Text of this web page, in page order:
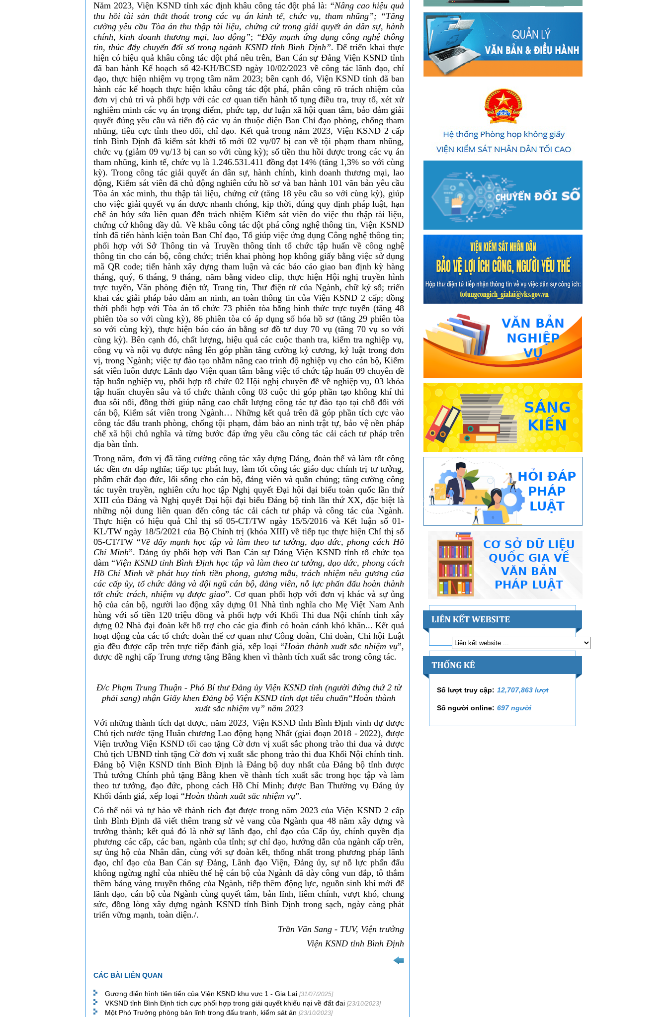
Năm 2023, Viện KSND tỉnh xác định khâu công tác đột phá là: “Nâng cao hiệu quả
thu hồi tài sản thất thoát trong các vụ án kinh tế, chức vụ, tham nhũng”; “Tăng
cường yêu cầu Tòa án thu thập tài liệu, chứng cứ trong giải quyết án dân sự, hành
chính, kinh doanh thương mại, lao động”; “Đẩy mạnh ứng dụng công nghệ thông
tin, thúc đẩy chuyển đổi số trong ngành KSND tỉnh Bình Định”. Để triển khai thực
hiện có hiệu quả khâu công tác đột phá nêu trên, Ban Cán sự Đảng Viện KSND tỉnh
đã ban hành Kế hoạch số 42-KH/BCSĐ ngày 10/02/2023 về công tác lãnh đạo, chỉ
đạo, thực hiện nhiệm vụ trọng tâm năm 2023; bên cạnh đó, Viện KSND tỉnh đã ban
hành các kế hoạch thực hiện khâu công tác đột phá, phân công rõ trách nhiệm của
đơn vị chủ trì và phối hợp với các cơ quan tiến hành tố tụng điều tra, truy tố, xét xử
nghiêm minh các vụ án trọng điểm, phức tạp, dư luận xã hội quan tâm, bảo đảm giải
quyết đúng yêu cầu và tiến độ các vụ án thuộc diện Ban Chỉ đạo phòng, chống tham
nhũng, tiêu cực tỉnh theo dõi, chỉ đạo. Kết quả trong năm 2023, Viện KSND 2 cấp
tỉnh Bình Định đã kiểm sát khởi tố mới 02 vụ/07 bị can về tội phạm tham nhũng,
chức vụ (giảm 09 vụ/13 bị can so với cùng kỳ); số tiền thu hồi được trong các vụ án
tham nhũng, kinh tế, chức vụ là 1.246.531.411 đồng đạt 14% (tăng 1,3% so với cùng
kỳ). Trong công tác giải quyết án dân sự, hành chính, kinh doanh thương mại, lao
động, Kiểm sát viên đã chủ động nghiên cứu hồ sơ và ban hành 101 văn bản yêu cầu
Tòa án xác minh, thu thập tài liệu, chứng cứ (tăng 18 yêu cầu so với cùng kỳ), giúp
cho việc giải quyết vụ án được nhanh chóng, kịp thời, đúng quy định pháp luật, hạn
chế án hủy sửa liên quan đến trách nhiệm Kiểm sát viên do việc thu thập tài liệu,
chứng cứ không đầy đủ. Về khâu công tác đột phá công nghệ thông tin, Viện KSND
tỉnh đã tiến hành kiện toàn Ban Chỉ đạo, Tổ giúp việc ứng dụng Công nghệ thông tin;
phối hợp với Sở Thông tin và Truyền thông tỉnh tổ chức tập huấn về công nghệ
thông tin cho cán bộ, công chức; triển khai phòng họp không giấy bằng việc sử dụng
mã QR code; tiến hành xây dựng tham luận và các báo cáo giao ban định kỳ hàng
tháng, quý, 6 tháng, 9 tháng, năm bằng video clip, thực hiện Hội nghị truyền hình
trực tuyến, Văn phòng điện tử, Trang tin, Thư điện tử của Ngành, chữ ký số; triển
khai các giải pháp bảo đảm an ninh, an toàn thông tin của Viện KSND 2 cấp; đồng
thời phối hợp với Tòa án tổ chức 73 phiên tòa bằng hình thức trực tuyến (tăng 48
phiên tòa so với cùng kỳ), 86 phiên tòa có áp dụng số hóa hồ sơ (tăng 29 phiên tòa
so với cùng kỳ), thực hiện báo cáo án bằng sơ đồ tư duy 70 vụ (tăng 70 vụ so với
cùng kỳ). Bên cạnh đó, chất lượng, hiệu quả các cuộc thanh tra, kiểm tra nghiệp vụ,
công vụ và nội vụ được nâng lên góp phần tăng cường kỷ cương, kỷ luật trong đơn
vị, trong Ngành; việc tự đào tạo nhằm nâng cao trình độ nghiệp vụ cho cán bộ, Kiểm
sát viên luôn được Lãnh đạo Viện quan tâm bằng việc tổ chức tập huấn 09 chuyên đề
tập huấn nghiệp vụ, phối hợp tổ chức 02 Hội nghị chuyên đề về nghiệp vụ, 03 khóa
tập huấn chuyên sâu và tổ chức thành công 03 cuộc thi góp phần tạo không khí thi
đua sôi nổi, đồng thời giúp nâng cao chất lượng công tác tự đào tạo tại chỗ đối với
cán bộ, Kiểm sát viên trong Ngành… Những kết quả trên đã góp phần tích cực vào
công tác đấu tranh phòng, chống tội phạm, đảm bảo an ninh trật tự, bảo vệ nền pháp
chế xã hội chủ nghĩa và từng bước đáp ứng yêu cầu công tác cải cách tư pháp trên
địa bàn tỉnh.
Trong năm, đơn vị đã tăng cường công tác xây dựng Đảng, đoàn thể và làm tốt công
tác đền ơn đáp nghĩa; tiếp tục phát huy, làm tốt công tác giáo dục chính trị tư tưởng,
phẩm chất đạo đức, lối sống cho cán bộ, đảng viên và quần chúng; tăng cường công
tác tuyên truyền, nghiên cứu học tập Nghị quyết Đại hội đại biểu toàn quốc lần thứ
XIII của Đảng và Nghị quyết Đại hội đại biểu Đảng bộ tỉnh lần thứ XX, đặc biệt là
những nội dung liên quan đến công tác cải cách tư pháp và công tác của Ngành.
Thực hiện có hiệu quả Chỉ thị số 05-CT/TW ngày 15/5/2016 và Kết luận số 01-
KL/TW ngày 18/5/2021 của Bộ Chính trị (khóa XIII) về tiếp tục thực hiện Chỉ thị số
05-CT/TW “Về đẩy mạnh học tập và làm theo tư tưởng, đạo đức, phong cách Hồ
Chí Minh”. Đảng ủy phối hợp với Ban Cán sự Đảng Viện KSND tỉnh tổ chức tọa
đàm “Viện KSND tỉnh Bình Định học tập và làm theo tư tưởng, đạo đức, phong cách
Hồ Chí Minh về phát huy tính tiền phong, gương mẫu, trách nhiệm nêu gương của
các cấp ủy, tổ chức đảng và đội ngũ cán bộ, đảng viên, nỗ lực phấn đấu hoàn thành
tốt chức trách, nhiệm vụ được giao”. Cơ quan phối hợp với đơn vị khác và sự ủng
hộ của cán bộ, người lao động xây dựng 01 Nhà tình nghĩa cho Mẹ Việt Nam Anh
hùng với số tiền 120 triệu đồng và phối hợp với Khối Thi đua Nội chính tỉnh xây
dựng 02 Nhà đại đoàn kết hỗ trợ cho các gia đình có hoàn cảnh khó khăn... Kết quả
hoạt động của các tổ chức đoàn thể cơ quan như Công đoàn, Chi đoàn, Chi hội Luật
gia đều được cấp trên trực tiếp đánh giá, xếp loại “Hoàn thành xuất sắc nhiệm vụ”,
được đề nghị cấp Trung ương tặng Bằng khen vì thành tích xuất sắc trong công tác.
Đ/c Phạm Trung Thuận - Phó Bí thư Đảng ủy Viện KSND tỉnh (người đứng thứ 2 từ
phải sang) nhận Giấy khen Đảng bộ Viện KSND tỉnh đạt tiêu chuẩn“Hoàn thành
xuất sắc nhiệm vụ” năm 2023
Với những thành tích đạt được, năm 2023, Viện KSND tỉnh Bình Định vinh dự được
Chủ tịch nước tặng Huân chương Lao động hạng Nhất (giai đoạn 2018 - 2022), được
Viện trưởng Viện KSND tối cao tặng Cờ đơn vị xuất sắc phong trào thi đua và được
Chủ tịch UBND tỉnh tặng Cờ đơn vị xuất sắc phong trào thi đua Khối Nội chính tỉnh.
Đảng bộ Viện KSND tỉnh Bình Định là Đảng bộ duy nhất của Đảng bộ tỉnh được
Thủ tướng Chính phủ tặng Bằng khen về thành tích xuất sắc trong học tập và làm
theo tư tưởng, đạo đức, phong cách Hồ Chí Minh; được Ban Thường vụ Đảng ủy
Khối đánh giá, xếp loại “Hoàn thành xuất sắc nhiệm vụ”.
Có thể nói và tự hào về thành tích đạt được trong năm 2023 của Viện KSND 2 cấp
tỉnh Bình Định đã viết thêm trang sử vẻ vang của Ngành qua 48 năm xây dựng và
trưởng thành; kết quả đó là nhờ sự lãnh đạo, chỉ đạo của Cấp ủy, chính quyền địa
phương các cấp, các ban, ngành của tỉnh; sự chỉ đạo, hướng dẫn của ngành cấp trên,
sự ủng hộ của Nhân dân, cùng với sự đoàn kết, thống nhất trong phương pháp lãnh
đạo, chỉ đạo của Ban Cán sự Đảng, Lãnh đạo Viện, Đảng ủy, sự nỗ lực phấn đấu
không ngừng nghỉ của nhiều thế hệ cán bộ của Ngành đã dày công vun đắp, tô thắm
thêm bảng vàng truyền thống của Ngành, tiếp thêm động lực, nguồn sinh khí mới để
lãnh đạo, cán bộ của Ngành cùng quyết tâm, bản lĩnh, liêm chính, vượt khó, chung
sức, đồng lòng xây dựng ngành KSND tỉnh Bình Định trong sạch, ngày càng phát
triển vững mạnh, toàn diện./.
Trần Văn Sang - TUV, Viện trưởng
Viện KSND tỉnh Bình Định
CÁC BÀI LIÊN QUAN
Gương điển hình tiên tiến của Viện KSND khu vực 1 - Gia Lai [31/07/2025]
VKSND tỉnh Bình Định tích cực phối hợp trong giải quyết khiếu nại về đất đai [23/10/2023]
Một Phó Trưởng phòng bản lĩnh trong đấu tranh, kiểm sát án [23/10/2023]
Số lượt truy cập: 12,707,863 lượt
Số người online: 697 người